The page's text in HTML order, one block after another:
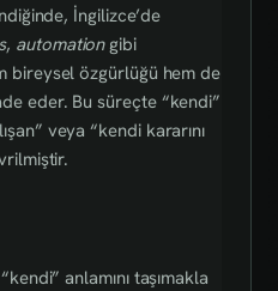
İngilizce’de
, automationgibi
bireysel özgürlüğü hem de
eder. Bu süreçte “kendi”
veya “kendi kararını
anlamını taşımakla